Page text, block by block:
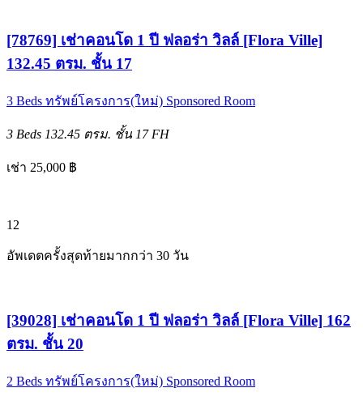
[78769] เช่าคอนโด 1 ปี ฟลอร่า วิลล์ [Flora Ville]
132.45 ตรม. ชั้น 17
3 Beds ทรัพย์โครงการ(ใหม่) Sponsored Room
3 Beds 132.45 ตรม. ชั้น 17 FH
เช่า 25,000 ฿
12
อัพเดตครั้งสุดท้ายมากกว่า 30 วัน
[39028] เช่าคอนโด 1 ปี ฟลอร่า วิลล์ [Flora Ville] 162
ตรม. ชั้น 20
2 Beds ทรัพย์โครงการ(ใหม่) Sponsored Room